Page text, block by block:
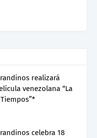
realizará
venezolana “La
celebra 18